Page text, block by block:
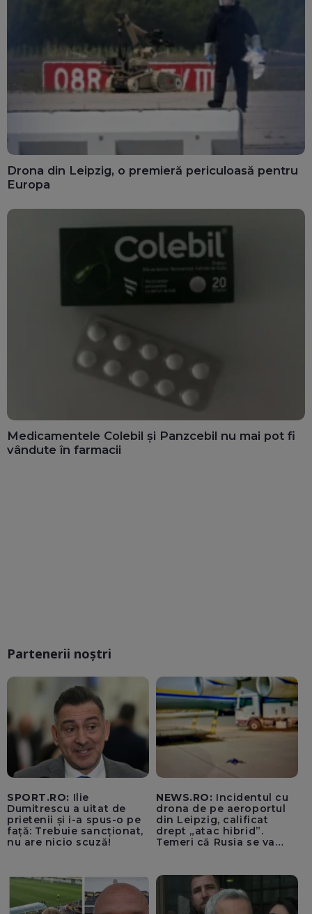
Drona din Leipzig, o premieră periculoasă pentru
Europa
Medicamentele Colebil și Panzcebil nu mai pot fi
vândute în farmacii
Partenerii noștri
SPORT.RO: Ilie
Dumitrescu a uitat de
prietenii și i-a spus-o pe
față: Trebuie sancționat,
nu are nicio scuză!
NEWS.RO: Incidentul cu
drona de pe aeroportul
din Leipzig, calificat
drept „atac hibrid”.
Temeri că Rusia se va
neagă informațiile că
avioanele ucrainene din
apropierea dronei ar fi
fost încărcate cu muniție